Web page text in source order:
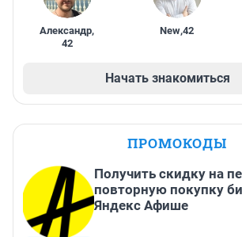
Александр,
42
New,42
Начать знакомиться
ПРОМОКОДЫ
Получить скидку на
повторную покупку
Яндекс Афише